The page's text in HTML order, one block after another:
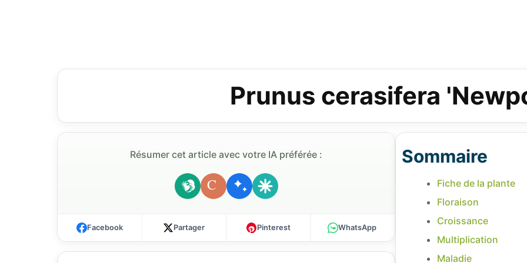
Prunus cerasifera
Résumer cet article avec votre IA préférée :
C
Facebook Partager Pinterest WhatsApp
Sommaire
Fiche de la plante
Floraison
Croissance
Multiplication
Maladie